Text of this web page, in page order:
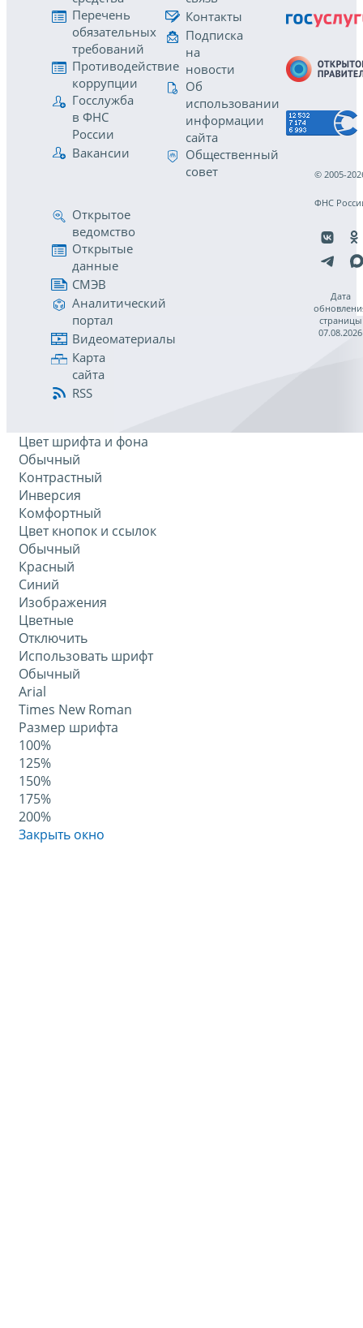
Перечень
обязательных
требований
Противодействие
коррупции
Госслужба
в ФНС
России
Вакансии
Контакты
Подписка
на
новости
Об
использовании
информации
сайта
Общественный
совет
Открытое
ведомство
Открытые
данные
СМЭВ
Аналитический
портал
Видеоматериалы
Карта
сайта
RSS
© 2005-
ФНС
Дата
страницы
07.08.2026
Цвет шрифта и фона
Обычный
Контрастный
Инверсия
Комфортный
Цвет кнопок и ссылок
Обычный
Красный
Синий
Изображения
Цветные
Отключить
Использовать шрифт
Обычный
Arial
Times New Roman
Размер шрифта
100%
125%
150%
175%
200%
Закрыть окно